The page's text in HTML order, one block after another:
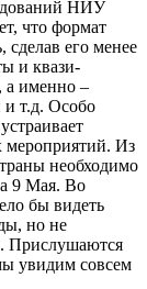
НИУ
что формат
его менее
и квази-
а именно –
т.д. Особо
мероприятий. Из
необходимо
9 Мая. Во
бы видеть
но не
Прислушаются
увидим совсем